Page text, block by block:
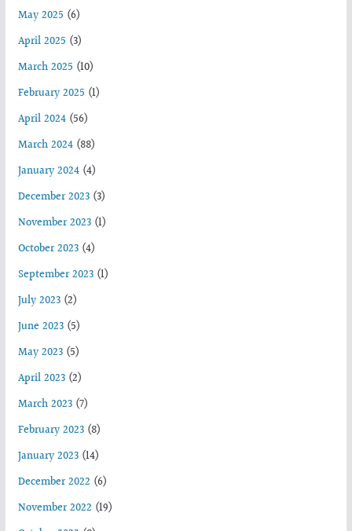
May 2025 (6)
April 2025 (3)
March 2025 (10)
February 2025 (1)
April 2024(56)
March 2024(88)
January 2024(4)
December 2023(3)
November 2023(1)
October 2023(4)
September 2023(1)
July 2023(2)
June 2023(5)
May 2023(5)
April 2023(2)
March 2023(7)
February 2023(8)
January 2023(14)
December 2022 (6)
November 2022 (19)